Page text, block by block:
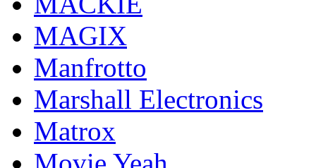
MAGIX
Manfrotto
Marshall Electronics
Matrox